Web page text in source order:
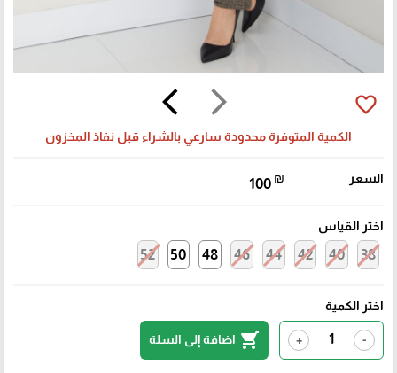
arrow_forward_ios
arrow_back_ios favorite_border
الكمية المتوفرة محدودة سارعي بالشراء قبل نفاذ المخزون
السعر 100 ₪
اختر القياس
38
40
42
44
46
48
50
52
اختر الكمية
-
+
shopping_cart اضافة إلى السلة